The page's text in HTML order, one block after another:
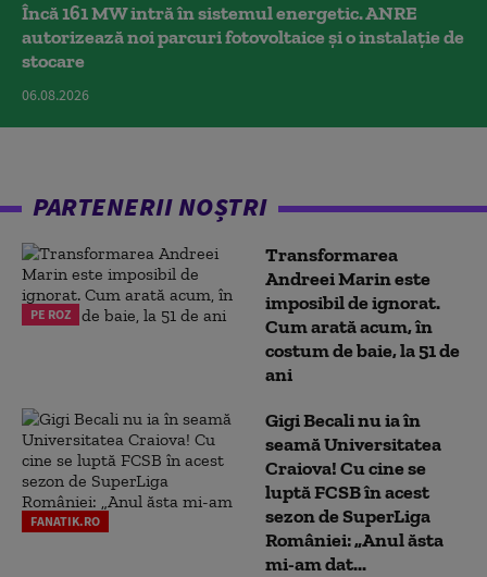
Încă 161 MW intră în sistemul energetic. ANRE
autorizează noi parcuri fotovoltaice și o instalație de
stocare
06.08.2026
PARTENERII NOȘTRI
PE ROZ
Transformarea
Andreei Marin este
imposibil de ignorat.
Cum arată acum, în
costum de baie, la 51 de
ani
FANATIK.RO
Gigi Becali nu ia în
seamă Universitatea
Craiova! Cu cine se
luptă FCSB în acest
sezon de SuperLiga
României: „Anul ăsta
mi-am dat...